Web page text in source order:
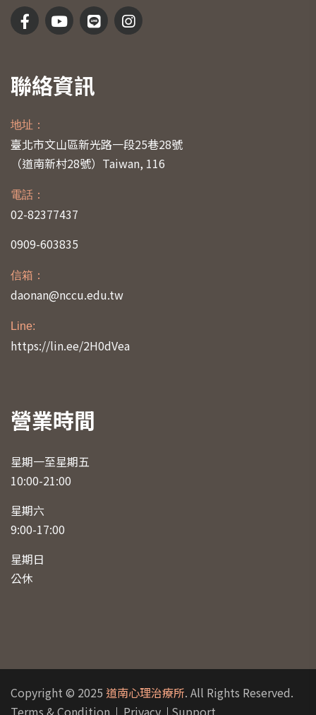
聯絡資訊
地址：
臺北市文山區新光路一段25巷28號
（道南新村28號） Taiwan, 116
電話：
02-82377437
0909-603835
信箱：
daonan@nccu.edu.tw
Line:
https://lin.ee/2H0dVea
營業時間
星期一至星期五
10:00-21:00
星期六
9:00-17:00
星期日
公休
Copyright © 2025 道南心理治療所. All Rights Reserved.
Terms & Condition
Privacy Support